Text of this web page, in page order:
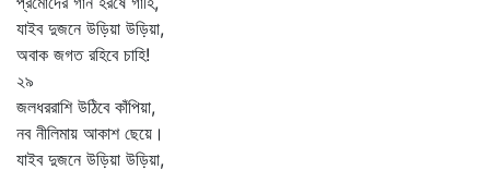
যাইব দুজনে উড়িয়া উড়িয়া,
অবাক জগত রহিবে চাহি!
২৯
জলধররাশি উঠিবে কাঁপিয়া,
নব নীলিমায় আকাশ ছেয়ে।
যাইব দুজনে উড়িয়া উড়িয়া,